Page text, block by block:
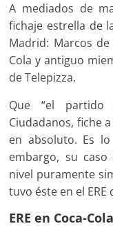
A mediados de
fichaje estrella de
Madrid: Marcos
Cola y antiguo
de Telepizza.
Que “el
Ciudadanos, fiche
en absoluto. Es
embargo, su
nivel puramente
tuvo éste en el ERE
ERE en Coca-